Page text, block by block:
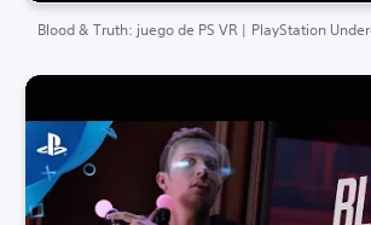
Blood & Truth: juego de PS VR | PlayStation